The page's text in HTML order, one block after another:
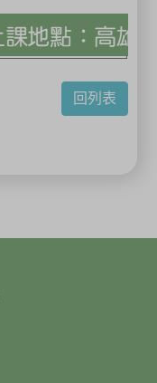
回列表